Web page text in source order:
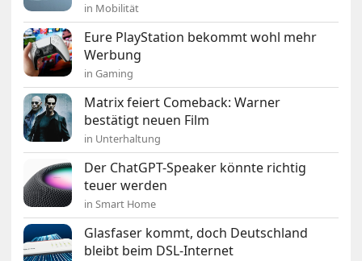
in Mobilität
Eure PlayStation bekommt wohl mehr
Werbung
in Gaming
Matrix feiert Comeback: Warner
bestätigt neuen Film
in Unterhaltung
Der ChatGPT-Speaker könnte richtig
teuer werden
in Smart Home
Glasfaser kommt, doch Deutschland
bleibt beim DSL-Internet